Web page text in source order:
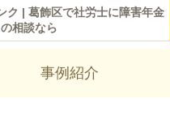
ク | 葛飾区で社労士に障害年金
の相談なら
事例紹介